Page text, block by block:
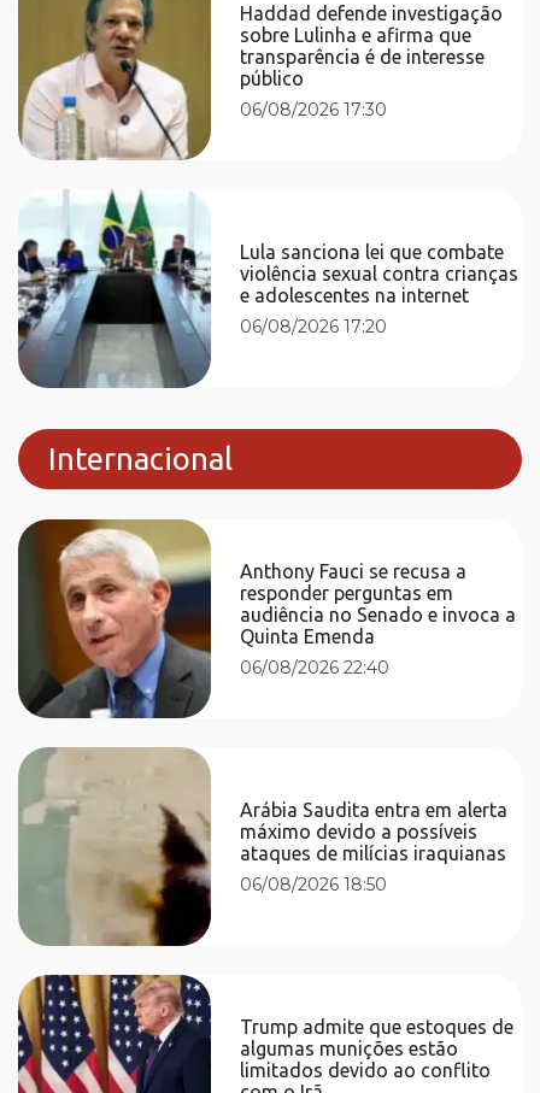
Haddad defende investigação
sobre Lulinha e afirma que
transparência é de interesse
público
06/08/2026 17:30
Lula sanciona lei que combate
violência sexual contra crianças
e adolescentes na internet
06/08/2026 17:20
Internacional
Anthony Fauci se recusa a
responder perguntas em
audiência no Senado e invoca a
Quinta Emenda
06/08/2026 22:40
Arábia Saudita entra em alerta
máximo devido a possíveis
ataques de milícias iraquianas
06/08/2026 18:50
Trump admite que estoques de
algumas munições estão
limitados devido ao conflito